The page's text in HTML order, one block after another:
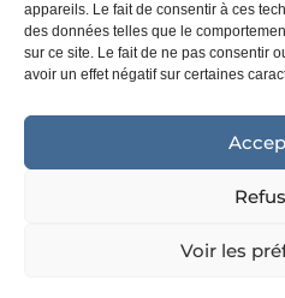
appareils. Le fait de consentir à ces
des données telles que le
sur ce site. Le fait de ne pas consentir
avoir un effet négatif sur certaines
Voir les
Je suis partenaire deVox Animae
métiers animaliers, et du
Charlotte Taudin